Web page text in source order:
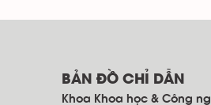
BẢN ĐỒ CHỈ DẪN
Khoa Khoa học & Công